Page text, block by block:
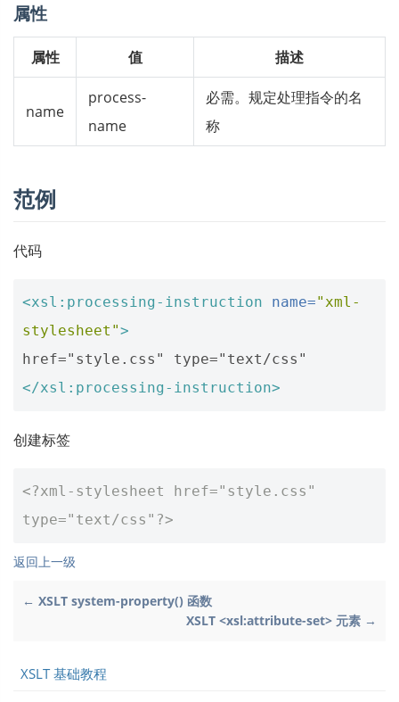
属性
属性 值 描述
name
process-
name
必需。规定处理指令的名
称
范例
代码
<xsl:processing-instruction name="xml-
stylesheet">
</xsl:processing-instruction>
创建标签
<?xml-stylesheet href="style.css"
type="text/css"?>
返回上一级
← XSLT system-property() 函数
XSLT <xsl:attribute-set> 元素 →
XSLT 基础教程